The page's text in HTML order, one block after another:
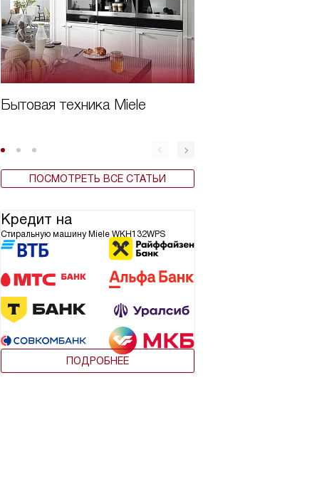
Бытовая техника Miele
ПОСМОТРЕТЬ ВСЕ СТАТЬИ
Кредит на
Стиральную машину Miele WKH132WPS
ПОДРОБНЕЕ